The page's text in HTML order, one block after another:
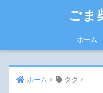
ごま
ホーム
ホーム タグ